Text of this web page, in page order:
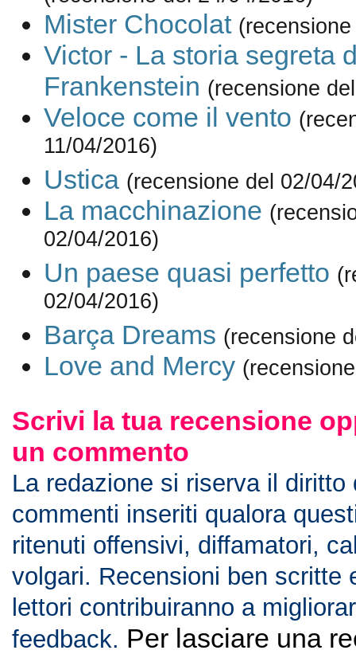
Mister Chocolat
Victor - La storia segreta
Frankenstein (recensione
Veloce come il vento
11/04/2016)
Ustica (recensione del 02/04/
La macchinazione
02/04/2016)
Un paese quasi perfetto
02/04/2016)
Barça Dreams (recensione
Love and Mercy
Scrivi la tua recensione
un commento
La redazione si riserva il diritto
commenti inseriti qualora
ritenuti offensivi, diffamatori,
volgari. Recensioni ben scritte
lettori contribuiranno a
feedback. Per lasciare una